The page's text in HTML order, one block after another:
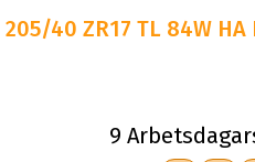
205/40 ZR17 TL 84W HA
9